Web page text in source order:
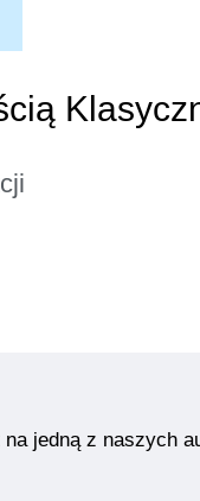
jedną z naszych